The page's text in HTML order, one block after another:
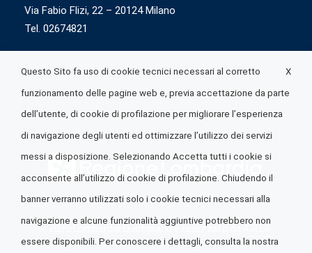
Via Fabio Flizi, 22 – 20124 Milano
Tel. 02674821
© 2026 Lombardia Quotidiano è realizzato daA.R.I.A.
X
Questo Sito fa uso di cookie tecnici necessari al corretto
funzionamento delle pagine web e, previa accettazione da parte
dell’utente, di cookie di profilazione per migliorare l’esperienza
di navigazione degli utenti ed ottimizzare l’utilizzo dei servizi
messi a disposizione. Selezionando Accetta tutti i cookie si
acconsente all’utilizzo di cookie di profilazione. Chiudendo il
banner verranno utilizzati solo i cookie tecnici necessari alla
navigazione e alcune funzionalità aggiuntive potrebbero non
essere disponibili. Per conoscere i dettagli, consulta la nostra